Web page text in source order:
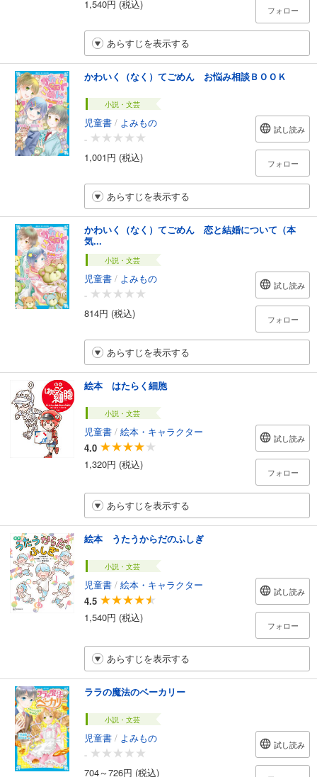
1,540円 (税込)
フォロー
あらすじを表示する
かわいく（なく）てごめん お悩み相談ＢＯＯＫ
小説・文芸
児童書 / よみもの
-
1,001円 (税込)
試し読み
フォロー
あらすじを表示する
かわいく（なく）てごめん 恋と結婚について（本
気...
小説・文芸
児童書 / よみもの
-
814円 (税込)
試し読み
フォロー
あらすじを表示する
絵本 はたらく細胞
小説・文芸
児童書 / 絵本・キャラクター
4.0
1,320円 (税込)
試し読み
フォロー
あらすじを表示する
絵本 うたうからだのふしぎ
小説・文芸
児童書 / 絵本・キャラクター
4.5
1,540円 (税込)
試し読み
フォロー
あらすじを表示する
ララの魔法のベーカリー
小説・文芸
児童書 / よみもの
-
704～726円 (税込)
試し読み